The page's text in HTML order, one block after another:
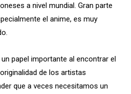
a nivel mundial. Gran parte
el anime, es muy
papel importante al encontrar el
de los artistas
que a veces necesitamos un